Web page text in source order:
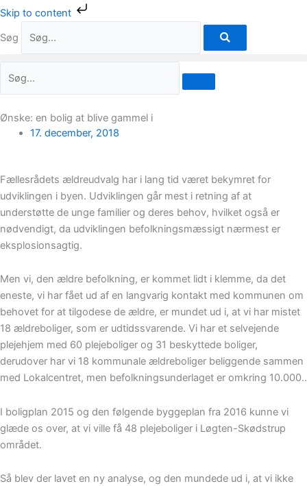
Skip to content
Gå
indholdet
Søg
Ønske: en bolig at blive gammel i
17. december, 2018
Fællesrådets ældreudvalg har i lang tid været bekymret for
udviklingen i byen. Udviklingen går mest i retning af at
understøtte de unge familier og deres behov, hvilket også er
nødvendigt, da udviklingen befolkningsmæssigt nærmest er
eksplosionsagtig.
Men vi, den ældre befolkning, er kommet lidt i klemme, da det
eneste, vi har fået ud af en langvarig kontakt med kommunen om
behovet for at tilgodese de ældre, er mundet ud i, at vi har mistet
18 ældreboliger, som er udtidssvarende. Vi har et selvejende
plejehjem med 60 plejeboliger og 31 beskyttede boliger,
derudover har vi 18 kommunale ældreboliger beliggende sammen
med Lokalcentret, men befolkningsunderlaget er omkring 10.000..
I boligplan 2015 og den følgende byggeplan fra 2016 kunne vi
glæde os over, at vi ville få 48 plejeboliger i Løgten-Skødstrup
området.
Så blev der lavet en ny analyse, og den mundede ud i, at vi ikke